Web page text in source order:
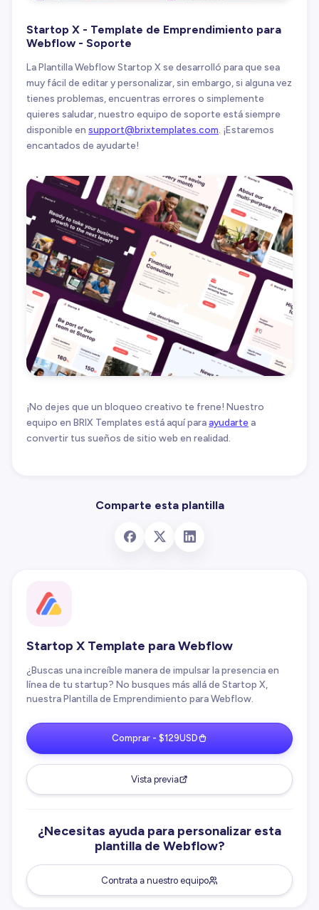
Startop X - Template de Emprendimiento para
Webflow - Soporte
La Plantilla Webflow Startop X se desarrolló para que sea
muy fácil de editar y personalizar, sin embargo, si alguna vez
tienes problemas, encuentras errores o simplemente
quieres saludar, nuestro equipo de soporte está siempre
disponible en support@brixtemplates.com. ¡Estaremos
encantados de ayudarte!
¡No dejes que un bloqueo creativo te frene! Nuestro
equipo en BRIX Templates está aquí paraayudarte a
convertir tus sueños de sitio web en realidad.
Comparte esta plantilla
Startop X Template para Webflow
¿Buscas una increíble manera de impulsar la presencia en
línea de tu startup? No busques más allá de Startop X,
nuestra Plantilla de Emprendimiento para Webflow.
Comprar - $129USD
Vista previa
¿Necesitas ayuda para personalizar esta
plantilla de Webflow?
Contrata a nuestro equipo